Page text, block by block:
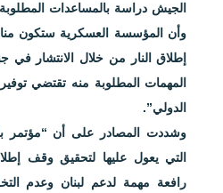
الجيش دراسة بالمساعدات
وأن المؤسسة العسكرية ستكون
إطلاق النار من خلال الانتشار في
المهمات المطلوبة منه تقتضي
الدولي”.
وشددت المصادر على أن “مؤتمر
التي يعول عليها لتحقيق وقف
رافعة مهمة لدعم لبنان وعدم